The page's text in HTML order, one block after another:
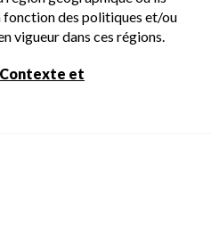
fonction des politiques et/ou
vigueur dans ces régions.
Contexte et